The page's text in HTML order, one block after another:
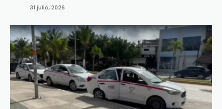
31 julio, 2026